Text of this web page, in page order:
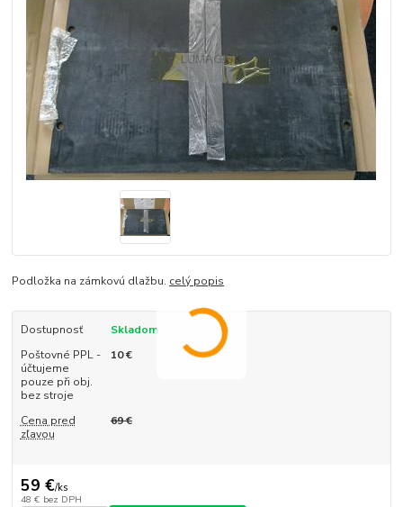
Podložka na zámkovú dlažbu. celý popis
Dostupnosť
Skladom
Poštovné PPL -
účtujeme
pouze při obj.
bez stroje
10 €
Cena pred
zľavou
69 €
59 €/ks
48 € bez DPH